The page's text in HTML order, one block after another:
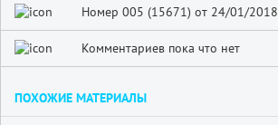
Номер 005 (15671) от 24/01/2018
Комментариев пока что нет
ПОХОЖИЕ МАТЕРИАЛЫ